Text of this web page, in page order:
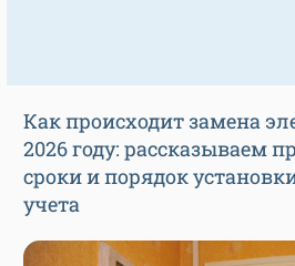
Как происходит замена
2026 году: рассказываем
сроки и порядок
учета